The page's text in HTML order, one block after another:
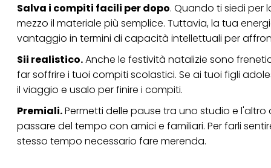
Salva i compiti facili per dopo. Quando ti siedi per
mezzo il materiale più semplice. Tuttavia, la tua
vantaggio in termini di capacità intellettuali per
Sii realistico.Anche le festività natalizie sono
far soffrire i tuoi compiti scolastici. Se ai tuoi figli
il viaggio e usalo per finire i compiti.
Premiali.Permetti delle pause tra uno studio e
passare del tempo con amici e familiari. Per farli
stesso tempo necessario fare merenda.
periodo di
"modifica" di seguito".
Se fai clic su
tuoi dati personali
necessari per